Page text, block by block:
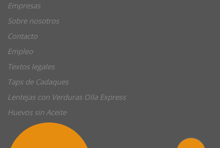
Empresas
Sobre nosotros
Contacto
Empleo
Textos legales
Taps de Cadaques
Lentejas con Verduras Olla Express
Huevos sin Aceite